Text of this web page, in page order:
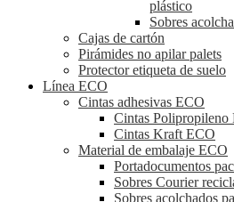
plástico
Sobres
Cajas de cartón
Pirámides no apilar palets
Protector etiqueta de suelo
Línea ECO
Cintas adhesivas ECO
Cintas Polipropileno
Cintas Kraft ECO
Material de embalaje ECO
Portadocumentos
Sobres Courier
Sobres acolchados